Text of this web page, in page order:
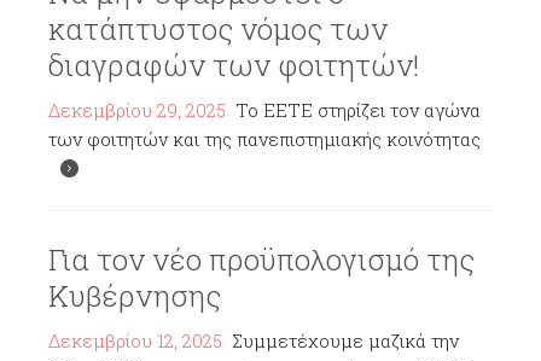
κατάπτυστος νόμος των
διαγραφών των φοιτητών!
Δεκεμβρίου 29, 2025 Το ΕΕΤΕ στηρίζει τον αγώνα
των φοιτητών και της πανεπιστημιακής κοινότητας
Για τον νέο προϋπολογισμό της
Κυβέρνησης
Δεκεμβρίου 12, 2025 Συμμετέχουμε μαζικά την